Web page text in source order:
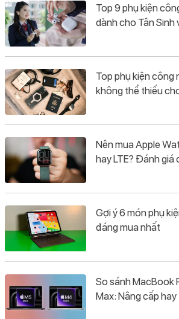
Top 9 phụ kiện
dành cho Tân Sinh
Top phụ kiện công
không thể thiếu
Nên mua Apple
hay LTE? Đánh giá
Gợi ý 6 món phụ
đáng mua nhất
So sánh MacBook
Max: Nâng cấp